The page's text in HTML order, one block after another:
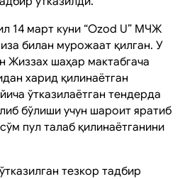
14 март куни “Ozod U” МЧЖ
билан мурожаат қилган. У
Жиззах шаҳар мактабгача
харид қилинаётган
ўтказилаётган тендерда
бўлиши учун шароит яратиб
пул талаб қилинаётганини
тезкор тадбир